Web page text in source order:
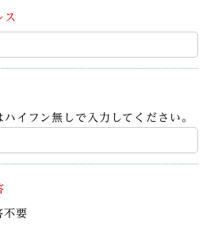
ス
イフン無しで入力してください。
不要